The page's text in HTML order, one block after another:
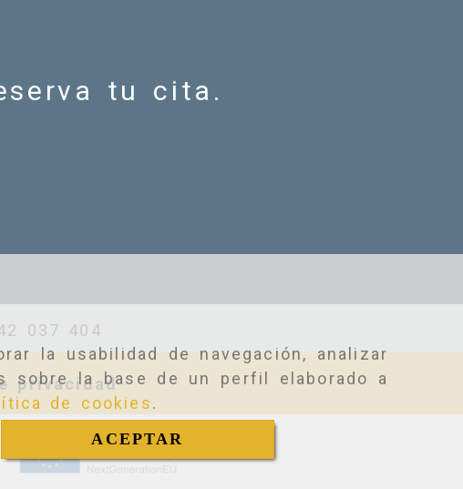
la usabilidad de navegación, analizar
sobre la base de un perfil elaborado a
de cookies.
ACEPTAR
tu cita.
037 404
privacidad